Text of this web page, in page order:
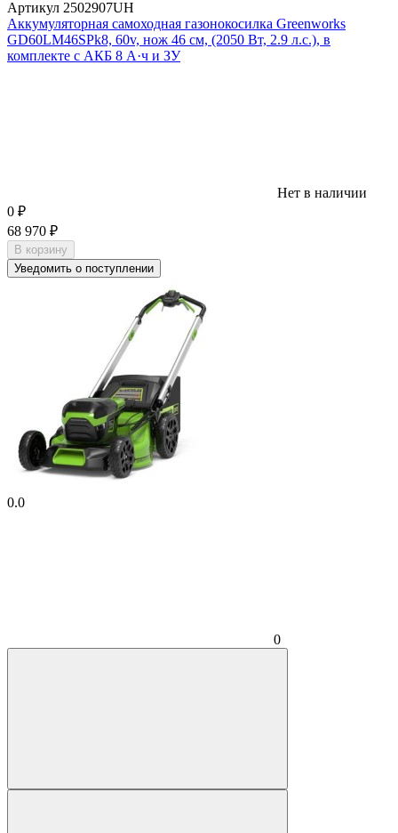
Артикул 2502907UH
Аккумуляторная самоходная газонокосилка Greenworks
GD60LM46SPk8, 60v, нож 46 см, (2050 Вт, 2.9 л.с.), в
комплекте с АКБ 8 А·ч и ЗУ
Нет в наличии
0 ₽
68 970 ₽
В корзину
Уведомить о поступлении
0.0
0